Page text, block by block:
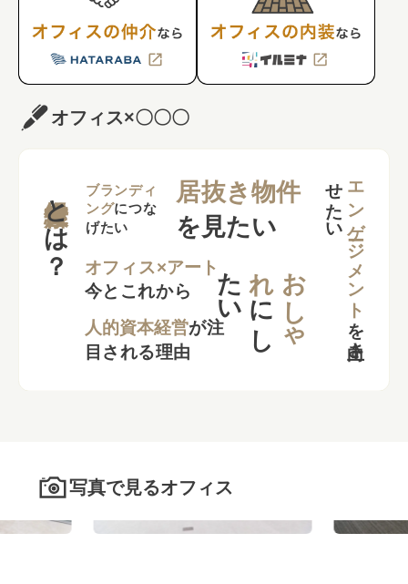
オフィス×〇〇〇
とは？
ブランディ
ングにつな
げたい
居抜き物件
を見たい
オフィス×アート
今とこれから
人的資本経営が注
目される理由
お
し
ゃ
れ
に
し
た
い エンゲージメント
を
向上さ
せ
た
い
写真で見るオフィス